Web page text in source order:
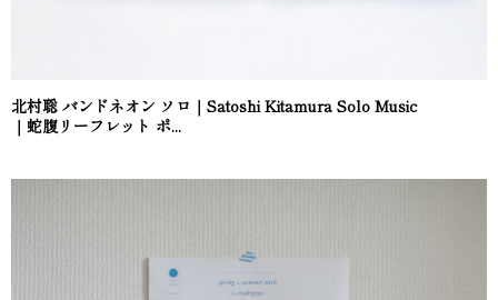
北村聡 バンドネオン ソロ｜Satoshi Kitamura Solo Music
｜蛇腹リーフレット ポ...